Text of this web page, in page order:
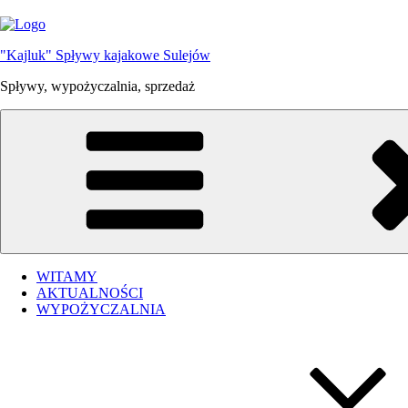
do
"Kajluk" Spływy kajakowe Sulejów
Spływy, wypożyczalnia, sprzedaż
WITAMY
AKTUALNOŚCI
WYPOŻYCZALNIA